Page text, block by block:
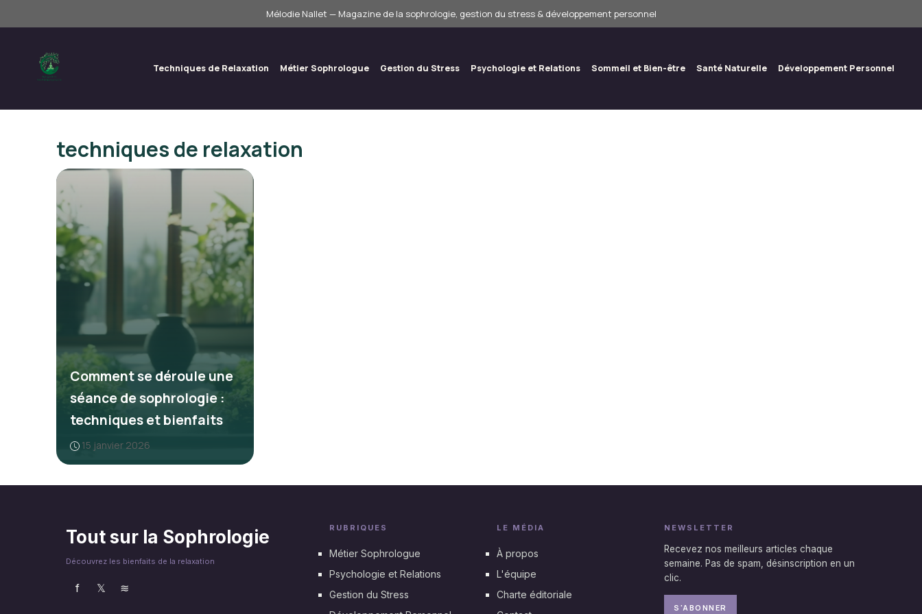
au
Mélodie Nallet — Magazine de la sophrologie, gestion du stress & développement personnel
Techniques de Relaxation Métier Sophrologue Gestion du Stress Psychologie et Relations Sommeil et Bien-être Santé Naturelle Développement Personnel
techniques de relaxation
Comment se déroule une
séance de sophrologie :
techniques et bienfaits
15 janvier 2026
Tout sur la Sophrologie
Découvrez les bienfaits de la relaxation
f 𝕏 ≋
RUBRIQUES
Métier Sophrologue
Psychologie et Relations
Gestion du Stress
LE MÉDIA
À propos
L'équipe
Charte éditoriale
NEWSLETTER
Recevez nos meilleurs articles chaque
semaine. Pas de spam, désinscription en un
clic.
S'ABONNER